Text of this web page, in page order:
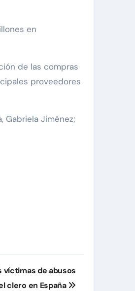
en
de las compras
proveedores
Gabriela Jiménez;
víctimas de abusos
clero en España